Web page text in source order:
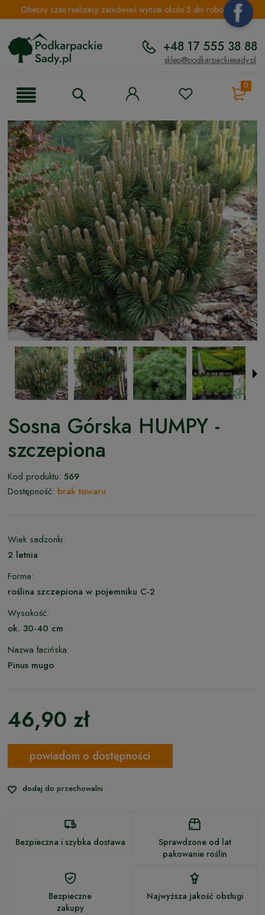
Obecny czas realizacji zamówień wynosi około 5 dni roboczych.
+48 17 555 38 88
sklep@podkarpackiesady.pl
0
Sosna Górska HUMPY -
szczepiona
Kod produktu: 569
Dostępność: brak towaru
Wiek sadzonki:
2 letnia
Forma:
roślina szczepiona w pojemniku C-2
Wysokość:
ok. 30-40 cm
Nazwa łacińska:
Pinus mugo
46,90 zł
powiadom o dostępności
dodaj do przechowalni
Bezpieczna i szybka dostawa
Sprawdzone od lat
pakowanie roślin
Bezpieczne
zakupy
Najwyższa jakość obsługi